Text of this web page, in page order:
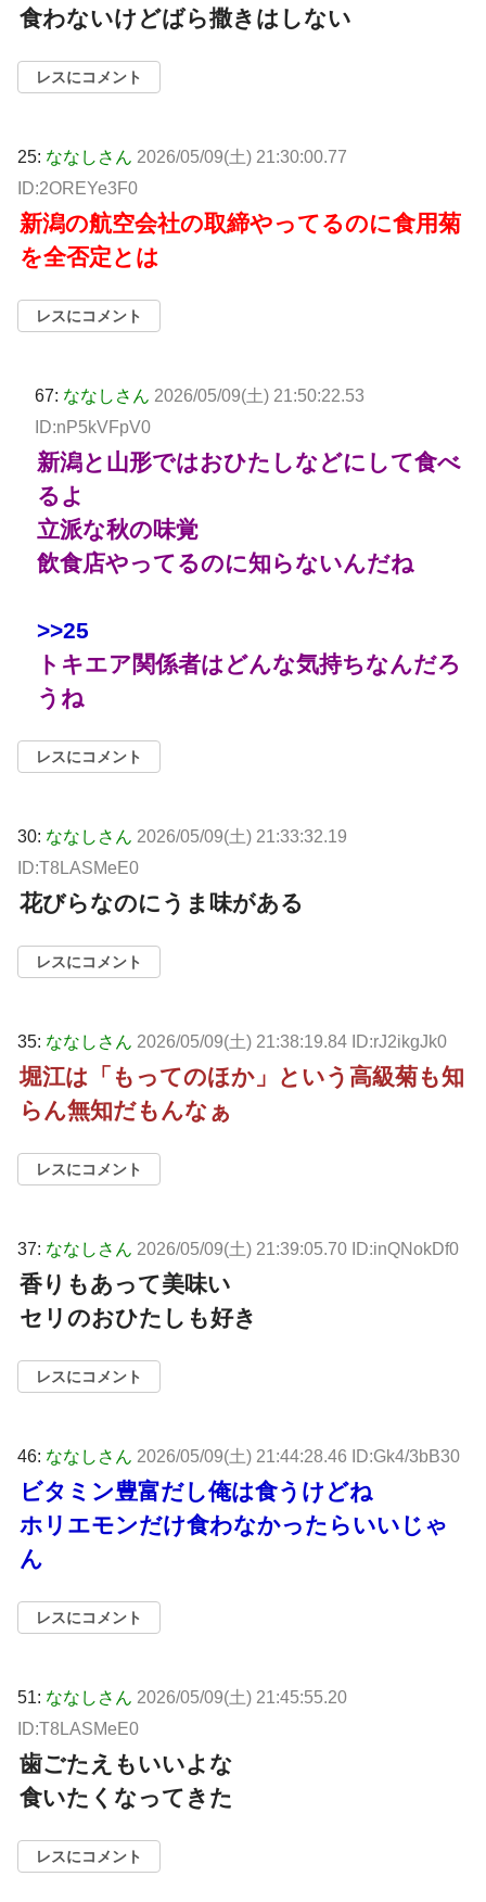
食わないけどばら撒きはしない
レスにコメント
25: ななしさん 2026/05/09(土) 21:30:00.77
ID:2OREYe3F0
新潟の航空会社の取締やってるのに食用菊
を全否定とは
レスにコメント
67: ななしさん 2026/05/09(土) 21:50:22.53
ID:nP5kVFpV0
新潟と山形ではおひたしなどにして食べ
るよ
立派な秋の味覚
飲食店やってるのに知らないんだね
>>25
トキエア関係者はどんな気持ちなんだろ
うね
レスにコメント
30: ななしさん 2026/05/09(土) 21:33:32.19
ID:T8LASMeE0
花びらなのにうま味がある
レスにコメント
35: ななしさん 2026/05/09(土) 21:38:19.84 ID:rJ2ikgJk0
堀江は「もってのほか」という高級菊も知
らん無知だもんなぁ
レスにコメント
37: ななしさん 2026/05/09(土) 21:39:05.70 ID:inQNokDf0
香りもあって美味い
セリのおひたしも好き
レスにコメント
46: ななしさん 2026/05/09(土) 21:44:28.46 ID:Gk4/3bB30
ビタミン豊富だし俺は食うけどね
ホリエモンだけ食わなかったらいいじゃ
ん
レスにコメント
51: ななしさん 2026/05/09(土) 21:45:55.20
ID:T8LASMeE0
歯ごたえもいいよな
食いたくなってきた
レスにコメント